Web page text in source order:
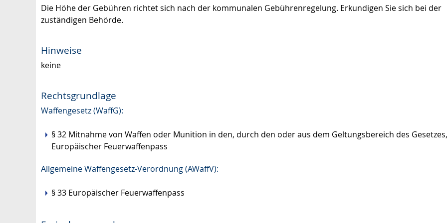
Die Höhe der Gebühren richtet sich nach der kommunalen Gebührenregelung. Erkundigen Sie sich bei der
zuständigen Behörde.
Hinweise
keine
Rechtsgrundlage
Waffengesetz (WaffG):
§ 32 Mitnahme von Waffen oder Munition in den, durch den oder aus dem Geltungsbereich des Gesetzes,
Europäischer Feuerwaffenpass
Allgemeine Waffengesetz-Verordnung (AWaffV):
§ 33 Europäischer Feuerwaffenpass